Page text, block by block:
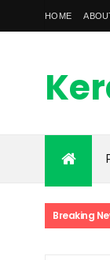
HOME
Feed
kerala news
Breaking